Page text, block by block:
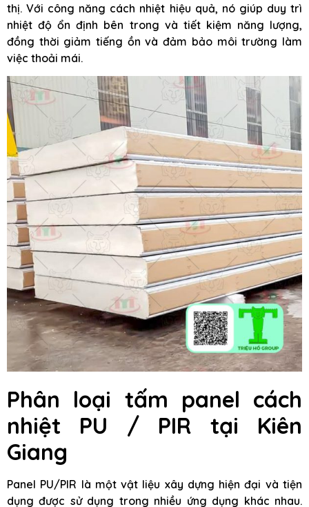
thị. Với công năng cách nhiệt hiệu quả, nó giúp duy trì
nhiệt độ ổn định bên trong và tiết kiệm năng lượng,
đồng thời giảm tiếng ồn và đảm bảo môi trường làm
việc thoải mái.
Phân loại tấm panel cách
nhiệt PU / PIR tại Kiên
Giang
Panel PU/PIR là một vật liệu xây dựng hiện đại và tiện
dụng được sử dụng trong nhiều ứng dụng khác nhau.